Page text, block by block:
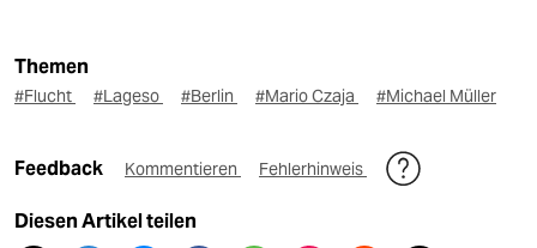
Themen
#Flucht #Lageso #Berlin #Mario Czaja #Michael Müller
Feedback Kommentieren Fehlerhinweis
Diesen Artikel teilen